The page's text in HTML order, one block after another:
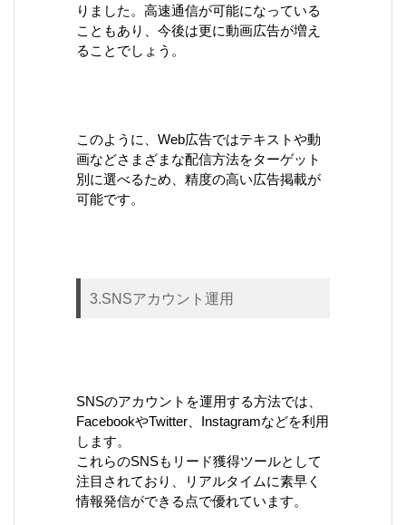
りました。高速通信が可能になっている
こともあり、今後は更に動画広告が増え
ることでしょう。
このように、Web広告ではテキストや動
画などさまざまな配信方法をターゲット
別に選べるため、精度の高い広告掲載が
可能です。
3.SNSアカウント運用
SNSのアカウントを運用する方法では、
FacebookやTwitter、Instagramなどを利用
します。
これらのSNSもリード獲得ツールとして
注目されており、リアルタイムに素早く
情報発信ができる点で優れています。